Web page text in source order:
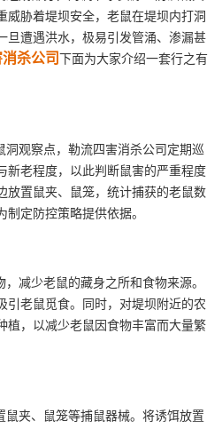
威胁着堤坝安全，老鼠在堤坝内打洞
旦遭遇洪水，极易引发管涌、渗漏甚
杀公司下面为大家介绍一套行之有
观察点，勒流四害消杀公司定期巡
新老程度，以此判断鼠害的严重程度
放置鼠夹、鼠笼，统计捕获的老鼠数
定防控策略提供依据。
减少老鼠的藏身之所和食物来源。
引老鼠觅食。同时，对堤坝附近的农
植，以减少老鼠因食物丰富而大量繁
鼠夹、鼠笼等捕鼠器械。将诱饵放置